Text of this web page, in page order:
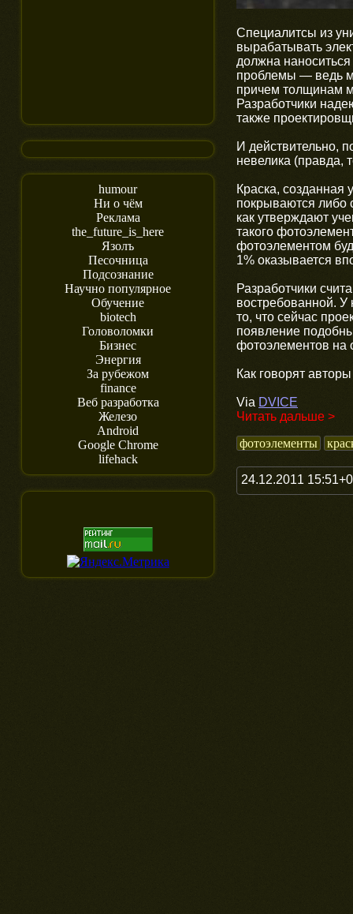
humour
Ни о чём
Реклама
the_future_is_here
Язолъ
Песочница
Подсознание
Научно популярное
Обучение
biotech
Головоломки
Бизнес
Энергия
За рубежом
finance
Веб разработка
Железо
Android
Google Chrome
lifehack
Специалитсы из
вырабатывать
должна
проблемы — ведь
причем толщинам
Разработчики
также
И действительно,
невелика (правда,
Краска, созданная
покрываются либо
как утверждают
такого
фотоэлементом
1% оказывается
Разработчики
востребованной. У
то, что сейчас
появление
фотоэлементов на
Как говорят
Via DVICE
Читать дальше >
фотоэлементы
24.12.2011